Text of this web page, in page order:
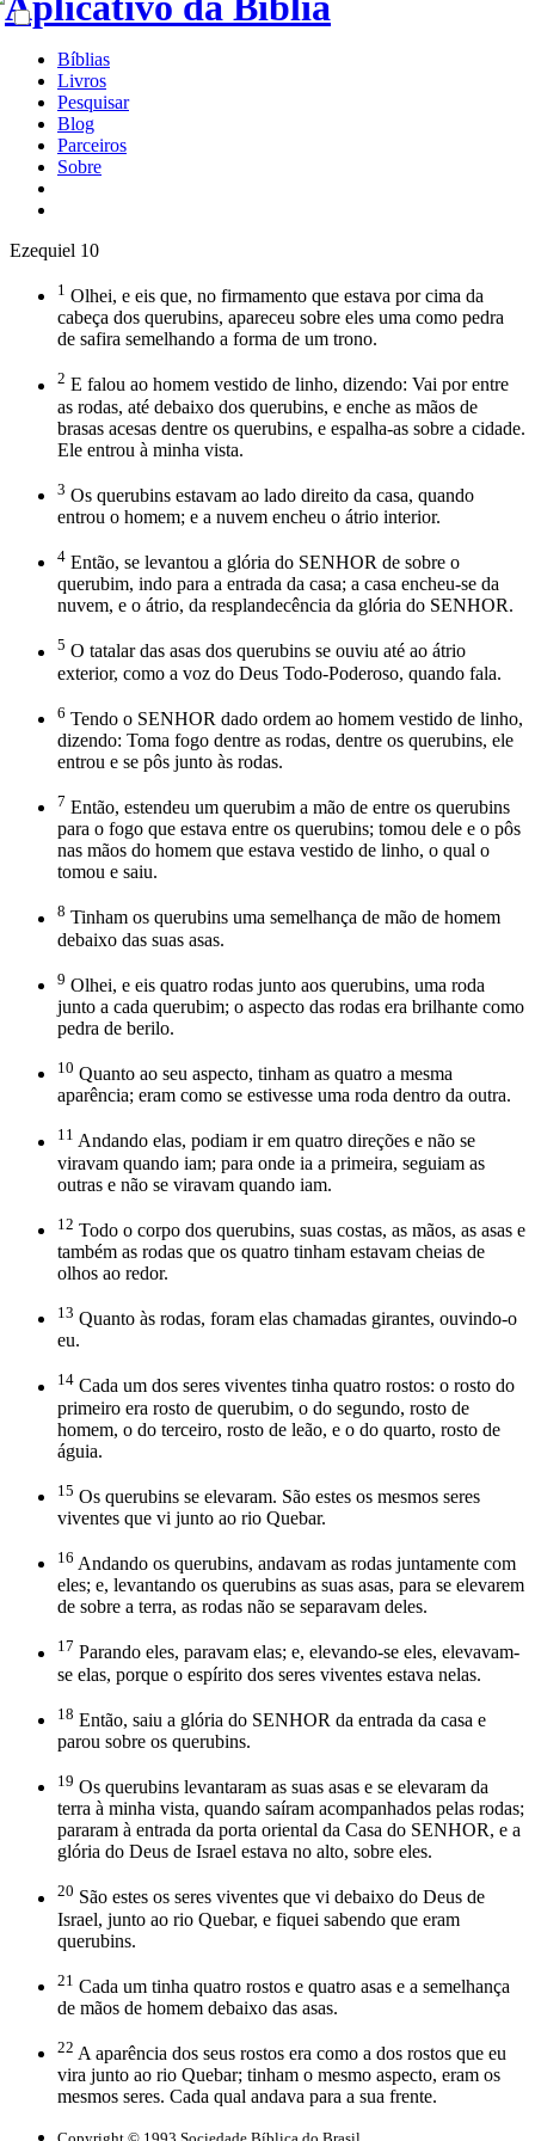
Bíblias
Livros
Pesquisar
Blog
Parceiros
Sobre
Ezequiel 10
1 Olhei, e eis que, no firmamento que estava por cima da
cabeça dos querubins, apareceu sobre eles uma como pedra
de safira semelhando a forma de um trono.
2 E falou ao homem vestido de linho, dizendo: Vai por entre
as rodas, até debaixo dos querubins, e enche as mãos de
brasas acesas dentre os querubins, e espalha-as sobre a cidade.
Ele entrou à minha vista.
3 Os querubins estavam ao lado direito da casa, quando
entrou o homem; e a nuvem encheu o átrio interior.
4 Então, se levantou a glória do SENHOR de sobre o
querubim, indo para a entrada da casa; a casa encheu-se da
nuvem, e o átrio, da resplandecência da glória do SENHOR.
5 O tatalar das asas dos querubins se ouviu até ao átrio
exterior, como a voz do Deus Todo-Poderoso, quando fala.
6 Tendo o SENHOR dado ordem ao homem vestido de linho,
dizendo: Toma fogo dentre as rodas, dentre os querubins, ele
entrou e se pôs junto às rodas.
7 Então, estendeu um querubim a mão de entre os querubins
para o fogo que estava entre os querubins; tomou dele e o pôs
nas mãos do homem que estava vestido de linho, o qual o
tomou e saiu.
8 Tinham os querubins uma semelhança de mão de homem
debaixo das suas asas.
9 Olhei, e eis quatro rodas junto aos querubins, uma roda
junto a cada querubim; o aspecto das rodas era brilhante como
pedra de berilo.
10 Quanto ao seu aspecto, tinham as quatro a mesma
aparência; eram como se estivesse uma roda dentro da outra.
11 Andando elas, podiam ir em quatro direções e não se
viravam quando iam; para onde ia a primeira, seguiam as
outras e não se viravam quando iam.
12 Todo o corpo dos querubins, suas costas, as mãos, as asas e
também as rodas que os quatro tinham estavam cheias de
olhos ao redor.
13 Quanto às rodas, foram elas chamadas girantes, ouvindo-o
eu.
14 Cada um dos seres viventes tinha quatro rostos: o rosto do
primeiro era rosto de querubim, o do segundo, rosto de
homem, o do terceiro, rosto de leão, e o do quarto, rosto de
águia.
15 Os querubins se elevaram. São estes os mesmos seres
viventes que vi junto ao rio Quebar.
16 Andando os querubins, andavam as rodas juntamente com
eles; e, levantando os querubins as suas asas, para se elevarem
de sobre a terra, as rodas não se separavam deles.
17 Parando eles, paravam elas; e, elevando-se eles, elevavam-
se elas, porque o espírito dos seres viventes estava nelas.
18 Então, saiu a glória do SENHOR da entrada da casa e
parou sobre os querubins.
19 Os querubins levantaram as suas asas e se elevaram da
terra à minha vista, quando saíram acompanhados pelas rodas;
pararam à entrada da porta oriental da Casa do SENHOR, e a
glória do Deus de Israel estava no alto, sobre eles.
20 São estes os seres viventes que vi debaixo do Deus de
Israel, junto ao rio Quebar, e fiquei sabendo que eram
querubins.
21 Cada um tinha quatro rostos e quatro asas e a semelhança
de mãos de homem debaixo das asas.
22 A aparência dos seus rostos era como a dos rostos que eu
vira junto ao rio Quebar; tinham o mesmo aspecto, eram os
mesmos seres. Cada qual andava para a sua frente.